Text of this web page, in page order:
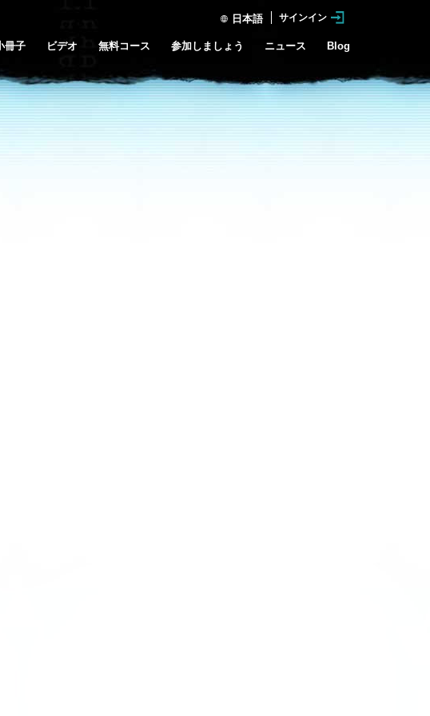
日本語 サインイン
冊子 ビデオ 無料コース 参加しましょう ニュース Blog